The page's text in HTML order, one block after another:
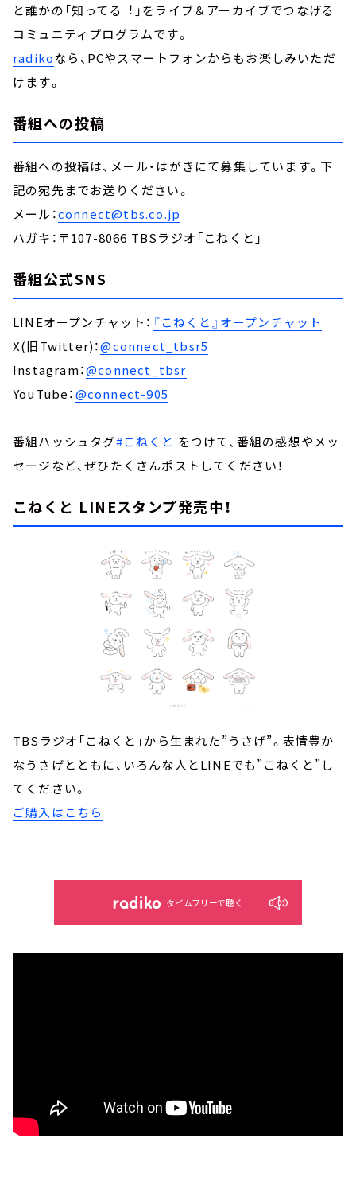
と誰かの「知ってる︕」をライブ＆アーカイブでつなげる
コミュニティプログラムです。
radikoなら、PCやスマートフォンからもお楽しみいただ
けます。
番組への投稿
番組への投稿は、メール・はがきにて募集しています。下
記の宛先までお送りください。
メール：connect@tbs.co.jp
ハガキ：〒107-8066 TBSラジオ「こねくと」
番組公式SNS
LINEオープンチャット： 『こねくと』オープンチャット
X(旧Twitter)：@connect_tbsr5
Instagram：@connect_tbsr
YouTube：@connect-905
番組ハッシュタグ#こねくと をつけて、番組の感想やメッ
セージなど、ぜひたくさんポストしてください！
こねくと LINEスタンプ発売中！
TBSラジオ「こねくと」から生まれた”うさげ”。表情豊か
なうさげとともに、いろんな人とLINEでも”こねくと”し
てください。
ご購入はこちら
タイムフリーで聴く